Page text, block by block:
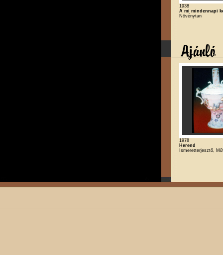
1938
A mi mindennapi
Növénytan
1978
Herend
Ismeretterjesztő,